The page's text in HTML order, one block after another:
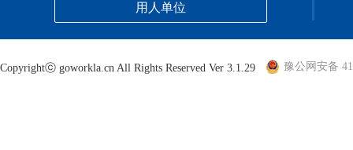
用人单位
Copyrightⓒ goworkla.cn All Rights Reserved Ver 3.1.29 豫公网安备